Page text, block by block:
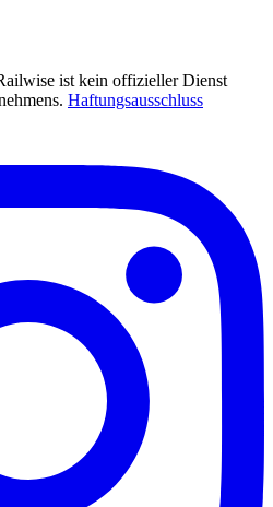
ist kein offizieller Dienst
Haftungsausschluss